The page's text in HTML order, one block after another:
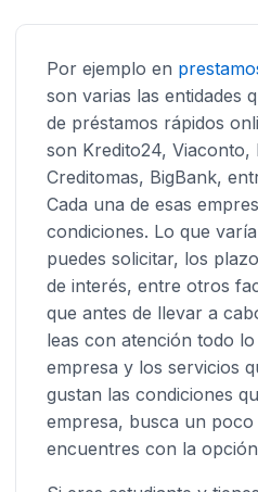
Por ejemplo en
son varias las entidades
de préstamos rápidos
son Kredito24, Viaconto,
Creditomas, BigBank,
Cada una de esas
condiciones. Lo que
puedes solicitar, los
de interés, entre otros
que antes de llevar a
leas con atención todo
empresa y los servicios
gustan las condiciones
empresa, busca un
encuentres con la